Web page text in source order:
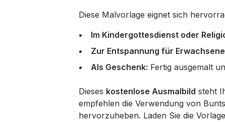
Diese Malvorlage eignet sich
Im Kindergottesdienst oder
Zur Entspannung für
Als Geschenk: Fertig ausgemalt
Dieses kostenlose Ausmalbild steht
empfehlen die Verwendung von
hervorzuheben. Laden Sie die